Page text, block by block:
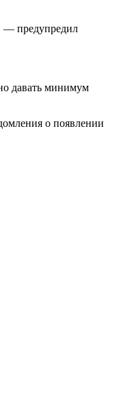
— предупредил
давать минимум
о появлении